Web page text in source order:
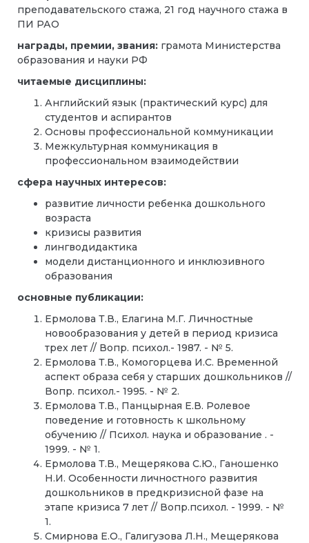
преподавательского стажа, 21 год научного стажа в
ПИ РАО
награды, премии, звания: грамота Министерства
образования и науки РФ
читаемые дисциплины:
Английский язык (практический курс) для
студентов и аспирантов
Основы профессиональной коммуникации
Межкультурная коммуникация в
профессиональном взаимодействии
сфера научных интересов:
развитие личности ребенка дошкольного
возраста
кризисы развития
лингводидактика
модели дистанционного и инклюзивного
образования
основные публикации:
Ермолова Т.В., Елагина М.Г. Личностные
новообразования у детей в период кризиса
трех лет // Вопр. психол.- 1987. - № 5.
Ермолова Т.В., Комогорцева И.С. Временной
аспект образа себя у старших дошкольников //
Вопр. психол.- 1995. - № 2.
Ермолова Т.В., Панцырная Е.В. Ролевое
поведение и готовность к школьному
обучению // Психoл. наука и образование . -
1999. - № 1.
Ермолова Т.В., Мещерякова С.Ю., Ганошенко
Н.И. Особенности личностного развития
дошкольников в предкризисной фазе на
этапе кризиса 7 лет // Вопр.психол. - 1999. - №
1.
Смирнова Е.О., Галигузова Л.Н., Мещерякова